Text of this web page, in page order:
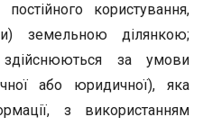
користування,
земельною ділянкою;
здійснюються за умови
або юридичної), яка
з використанням